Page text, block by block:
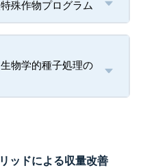
殊作物プログラム
物学的種子処理の
ッドによる収量改善